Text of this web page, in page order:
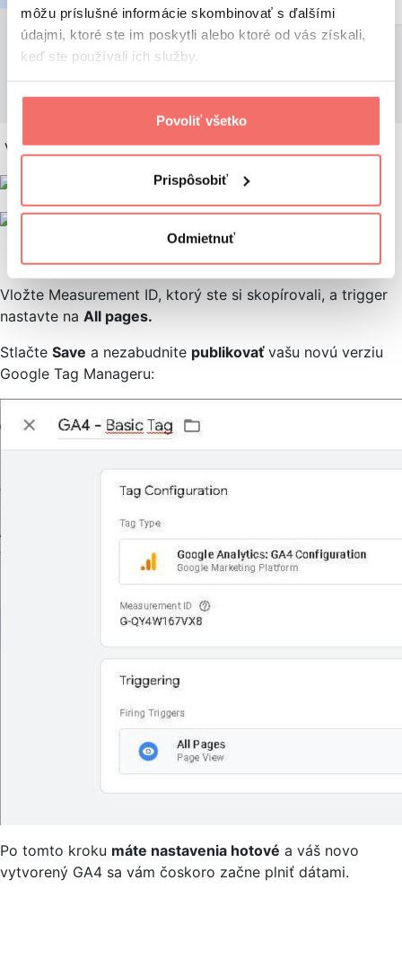
môžu príslušné informácie skombinovať s ďalšími
údajmi, ktoré ste im poskytli alebo ktoré od vás získali,
keď ste používali ich služby.
Povoliť všetko
Prispôsobiť
Odmietnuť
V Tag Configuration zvoľte Tag – GA4 Configuration:
Vložte Measurement ID, ktorý ste si skopírovali, a trigger
nastavte na All pages.
Stlačte Save a nezabudnite publikovať vašu novú verziu
Google Tag Manageru:
Po tomto kroku máte nastavenia hotové a váš novo
vytvorený GA4 sa vám čoskoro začne plniť dátami.